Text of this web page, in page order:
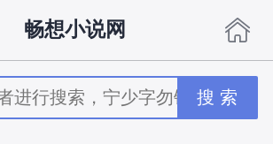
畅想小说网
搜 索